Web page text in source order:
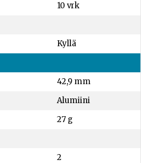
10 vrk
Kyllä
42,9 mm
Alumiini
27 g
2